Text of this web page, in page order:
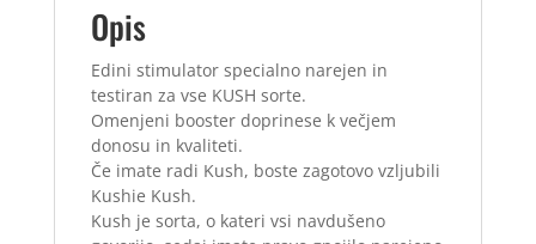
Opis
Edini stimulator specialno narejen in
testiran za vse KUSH sorte.
Omenjeni booster doprinese k večjem
donosu in kvaliteti.
Če imate radi Kush, boste zagotovo vzljubili
Kushie Kush.
Kush je sorta, o kateri vsi navdušeno